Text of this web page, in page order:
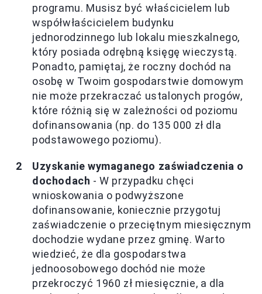
programu. Musisz być właścicielem lub
współwłaścicielem budynku
jednorodzinnego lub lokalu mieszkalnego,
który posiada odrębną księgę wieczystą.
Ponadto, pamiętaj, że roczny dochód na
osobę w Twoim gospodarstwie domowym
nie może przekraczać ustalonych progów,
które różnią się w zależności od poziomu
dofinansowania (np. do 135 000 zł dla
podstawowego poziomu).
Uzyskanie wymaganego zaświadczenia o
dochodach - W przypadku chęci
wnioskowania o podwyższone
dofinansowanie, koniecznie przygotuj
zaświadczenie o przeciętnym miesięcznym
dochodzie wydane przez gminę. Warto
wiedzieć, że dla gospodarstwa
jednoosobowego dochód nie może
przekroczyć 1960 zł miesięcznie, a dla